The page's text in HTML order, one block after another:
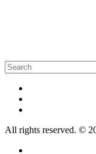
All rights reserved. ©